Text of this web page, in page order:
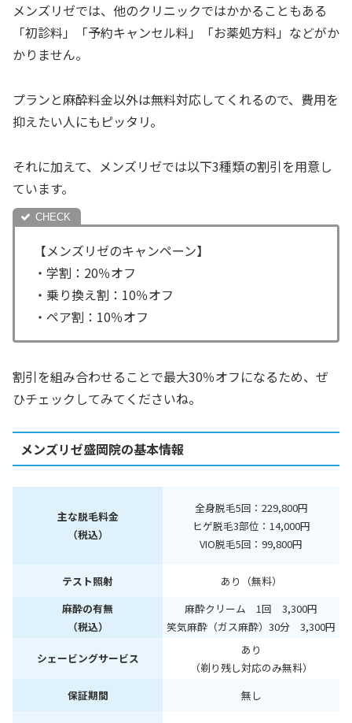
メンズリゼでは、他のクリニックではかかることもある
「初診料」「予約キャンセル料」「お薬処方料」などがか
かりません。
プランと麻酔料金以外は無料対応してくれるので、費用を
抑えたい人にもピッタリ。
それに加えて、メンズリゼでは以下3種類の割引を用意し
ています。
【メンズリゼのキャンペーン】
・学割：20％オフ
・乗り換え割：10％オフ
・ペア割：10％オフ
割引を組み合わせることで最大30％オフになるため、ぜ
ひチェックしてみてくださいね。
メンズリゼ盛岡院の基本情報
主な脱毛料金
（税込）
全身脱毛5回：229,800円
ヒゲ脱毛3部位：14,000円
VIO脱毛5回：99,800円
テスト照射
あり（無料）
麻酔の有無
（税込）
麻酔クリーム 1回 3,300円
笑気麻酔（ガス麻酔）30分 3,300円
シェービングサービス
あり
（剃り残し対応のみ無料）
保証期間
無し